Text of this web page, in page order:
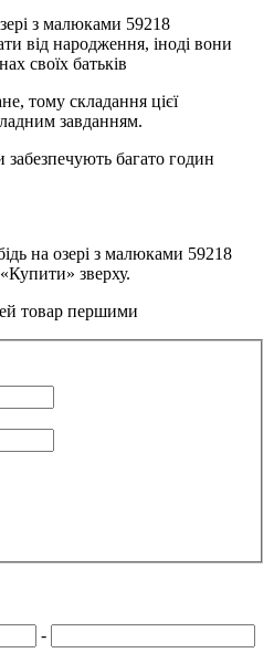
з малюками 59218
від народження, іноді вони
своїх батьків
тому складання цієї
завданням.
багато годин
на озері з малюками 59218
зверху.
товар першими
-